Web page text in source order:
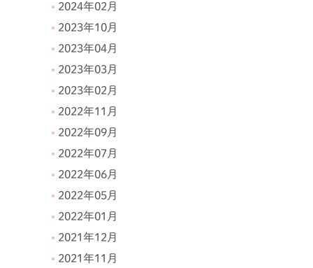
2024年02月
2023年10月
2023年04月
2023年03月
2023年02月
2022年11月
2022年09月
2022年07月
2022年06月
2022年05月
2022年01月
2021年12月
2021年11月